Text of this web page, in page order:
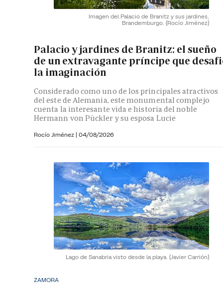
Imagen del Palacio de Branitz y sus jardines,
Brandemburgo. (Rocío Jiménez)
Palacio y jardines de Branitz: el sueño
de un extravagante príncipe que
la imaginación
Considerado como uno de los principales atractivos
del este de Alemania, este monumental complejo
cuenta la interesante vida e historia del noble
Hermann von Pückler y su esposa Lucie
Rocío Jiménez | 04/08/2026
Lago de Sanabria visto desde la playa. (Javier Carrión)
ZAMORA